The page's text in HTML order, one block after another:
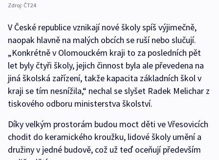
Zdroj: ČT24
V České republice vznikají nové školy spíš výjimečně,
naopak hlavně na malých obcích se ruší nebo slučují.
„Konkrétně v Olomouckém kraji to za posledních pět
let byly čtyři školy, jejich činnost byla ale převedena na
jiná školská zařízení, takže kapacita základních škol v
kraji se tím nesnížila,“ nechal se slyšet Radek Melichar z
tiskového odboru ministerstva školství.
Díky velkým prostorám budou moct děti ve Vřesovicích
chodit do keramického kroužku, lidové školy umění a
družiny v jedné budově, což už teď oceňují především